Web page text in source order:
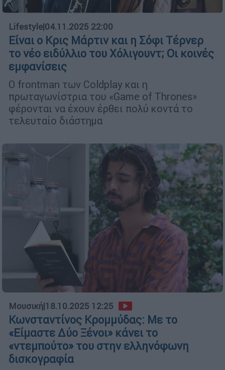
Lifestyle|04.11.2025 22:00
Είναι ο Κρις Μάρτιν και η Σόφι Τέρνερ
το νέο ειδύλλιο του Χόλιγουντ; Οι κοινές
εμφανίσεις
Ο frontman των Coldplay και η
πρωταγωνίστρια του «Game of Thrones»
φέρονται να έχουν έρθει πολύ κοντά το
τελευταίο διάστημα
Μουσική|18.10.2025 12:25
Κωνσταντίνος Κρομμύδας: Με το
«Είμαστε Δύο Ξένοι» κάνει το
«ντεμπούτο» του στην ελληνόφωνη
δισκογραφία